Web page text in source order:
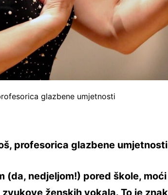
glazbene umjetnosti
profesorica glazbene umjetnosti
(da, nedjeljom!) pored škole, moći
ženskih vokala. To je znak